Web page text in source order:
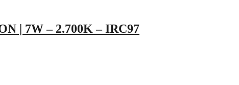
| 7W – 2.700K – IRC97